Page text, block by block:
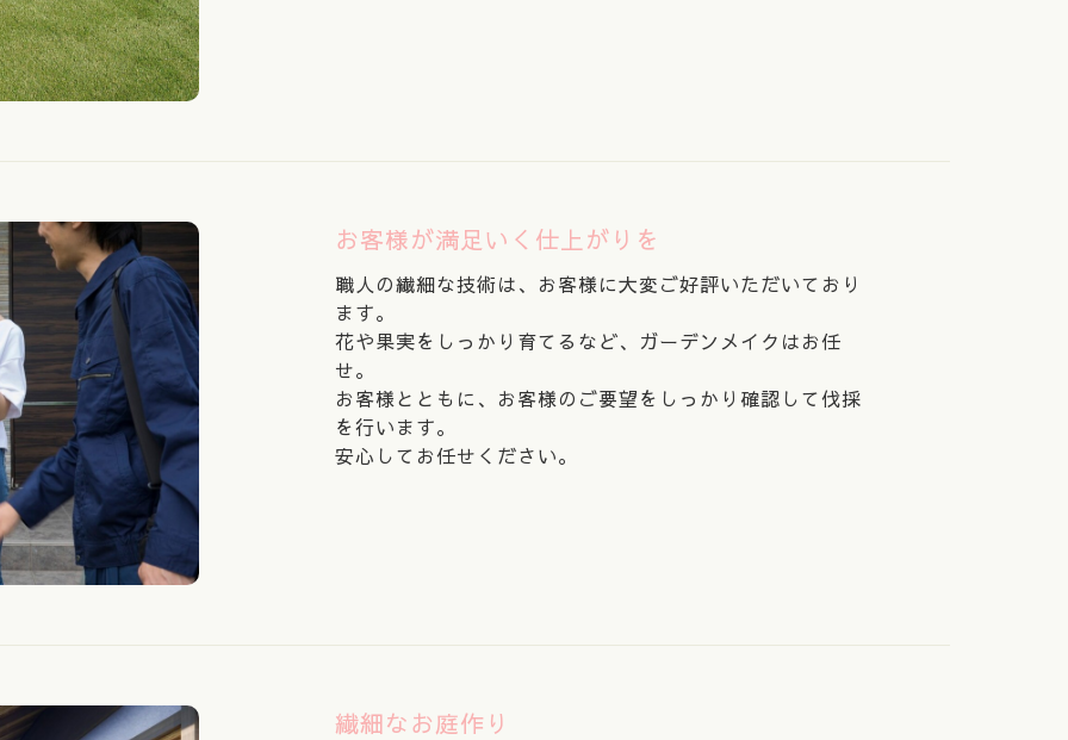
お客様が満足いく仕上がりを
職人の繊細な技術は、お客様に大変ご好評いただいており
ます。
花や果実をしっかり育てるなど、ガーデンメイクはお任
せ。
お客様とともに、お客様のご要望をしっかり確認して伐採
を行います。
安心してお任せください。
繊細なお庭作り